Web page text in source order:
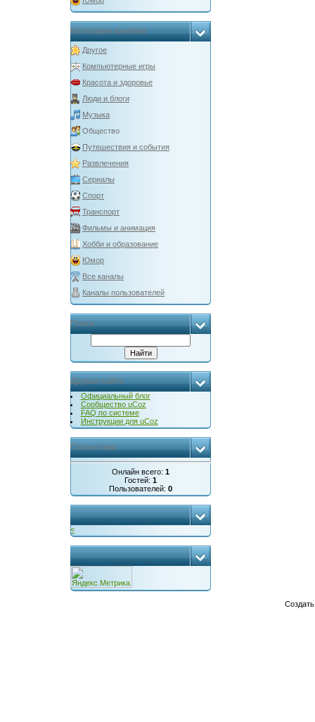
Категории каналов
Другое
Компьютерные игры
Красота и здоровье
Люди и блоги
Музыка
Общество
Путешествия и события
Развлечения
Сериалы
Спорт
Транспорт
Фильмы и анимация
Хобби и образование
Юмор
Все каналы
Каналы пользователей
Поиск
Друзья сайта
Официальный блог
Сообщество uCoz
FAQ по системе
Инструкции для uCoz
Статистика
Онлайн всего: 1
Гостей: 1
Пользователей: 0
...
<
...